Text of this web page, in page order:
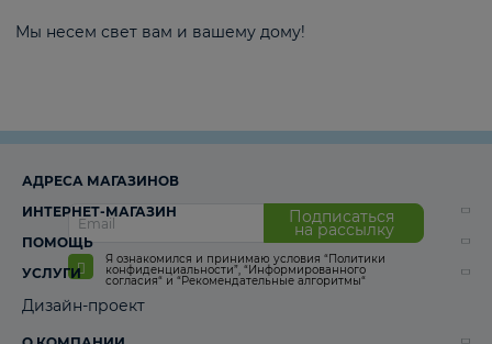
Мы несем свет вам и вашему дому!
Подписаться
на рассылку
Я ознакомился и принимаю условия “Политики
конфиденциальности”, “Информированного
согласия“ и “Рекомендательные алгоритмы“
АДРЕСА МАГАЗИНОВ
ИНТЕРНЕТ-МАГАЗИН
ПОМОЩЬ
УСЛУГИ
Дизайн-проект